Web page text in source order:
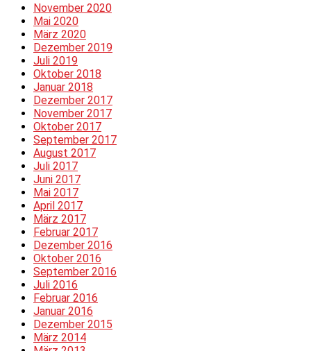
November 2020
Mai 2020
März 2020
Dezember 2019
Juli 2019
Oktober 2018
Januar 2018
Dezember 2017
November 2017
Oktober 2017
September 2017
August 2017
Juli 2017
Juni 2017
Mai 2017
April 2017
März 2017
Februar 2017
Dezember 2016
Oktober 2016
September 2016
Juli 2016
Februar 2016
Januar 2016
Dezember 2015
März 2014